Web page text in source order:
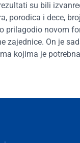
su bili
porodica i dece,
prilagodio novom
zajednice. On je
kojima je